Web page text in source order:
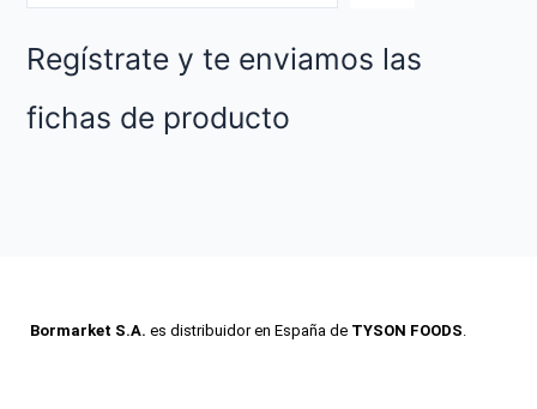
Regístrate y te enviamos las
fichas de producto
Bormarket S.A. es distribuidor en España de TYSON FOODS.